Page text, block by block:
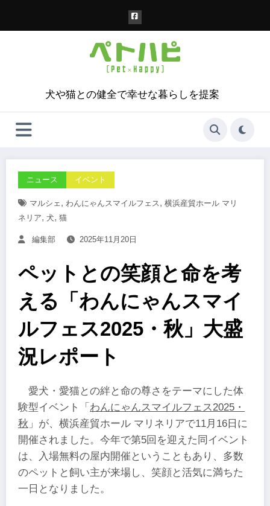
犬や猫との健全で幸せな暮らしを提案
ニュース イベント
マルシェ , わんにゃんスマイルフェス, 横浜産貿ホール マリ
ネリア, 犬, 猫
編集部 2025年11月20日
ペットとの笑顔と命を考
える「わんにゃんスマイ
ルフェス2025・秋」大盛
況レポート
愛犬・愛猫との絆と命の尊さをテーマにした体
験型イベント「 わんにゃんスマイルフェス2025・
秋 」が、横浜産貿ホール マリネリアで11月16日に
開催されました。今年で第5回を迎えた同イベント
は、入場無料の屋内開催ということもあり、多数
のペットと飼い主が来場し、笑顔と活気に満ちた
一日となりました。